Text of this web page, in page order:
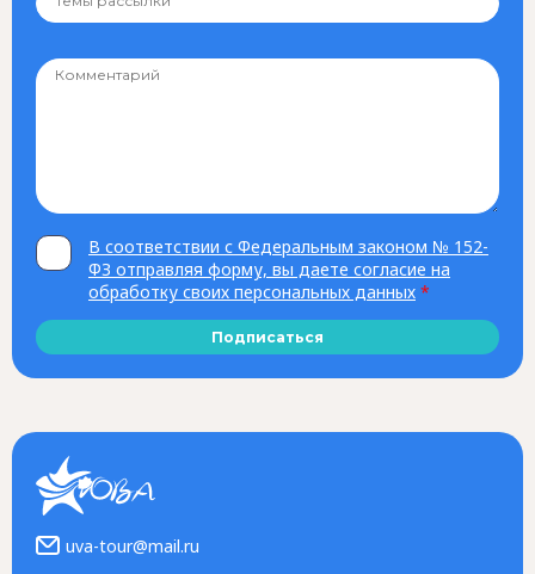
В соответствии с Федеральным законом № 152-
ФЗ отправляя форму, вы даете согласие на
обработку своих персональных данных *
Подписаться
uva-tour@mail.ru